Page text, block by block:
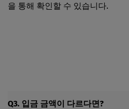
을 통해 확인할 수 있습니다.
Q3. 입금 금액이 다르다면?